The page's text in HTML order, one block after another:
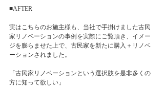
■AFTER
実はこちらのお施主様も、当社で手掛けました古民
家リノベーションの事例を実際にご覧頂き、イメー
ジを膨らませた上で、古民家を新たに購入＋リノベ
ーションされました。
「古民家リノベーションという選択肢を是非多くの
方に知って欲しい」